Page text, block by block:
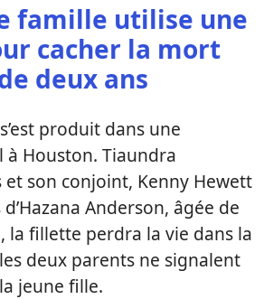
famille utilise une
cacher la mort
deux ans
produit dans une
à Houston. Tiaundra
et son conjoint, Kenny Hewett
Anderson, âgée de
la fillette perdra la vie dans la
deux parents ne signalent
jeune fille.